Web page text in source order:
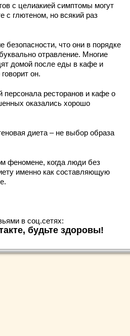
с целиакией симптомы могут
с глютеном, но всякий раз
что они в порядке
отравление. Многие
домой после еды в кафе и
он.
персонала ресторанов и кафе о
оказались хорошо
диета – не выбор образа
феномене, когда люди без
именно как составляющую
в соц.сетях:
будьте здоровы!